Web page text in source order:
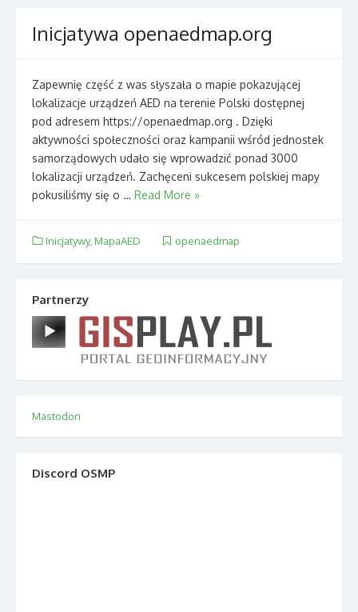
Inicjatywa openaedmap.org
Zapewnię część z was słyszała o mapie pokazującej
lokalizacje urządzeń AED na terenie Polski dostępnej
pod adresem https://openaedmap.org . Dzięki
aktywności społeczności oraz kampanii wśród jednostek
samorządowych udało się wprowadzić ponad 3000
lokalizacji urządzeń. Zachęceni sukcesem polskiej mapy
pokusiliśmy się o … Read More »
Inicjatywy, MapaAED openaedmap
Partnerzy
Mastodon
Discord OSMP